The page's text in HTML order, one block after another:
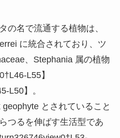
の名で流通する植物は、
に統合されており、ツ
、Stephania 属の植物
L55】
L50】。
とされていること
つるを伸ばす生活型であ